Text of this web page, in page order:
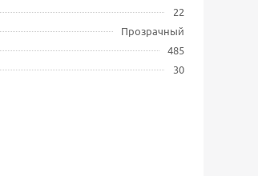
22
Прозрачный
485
30